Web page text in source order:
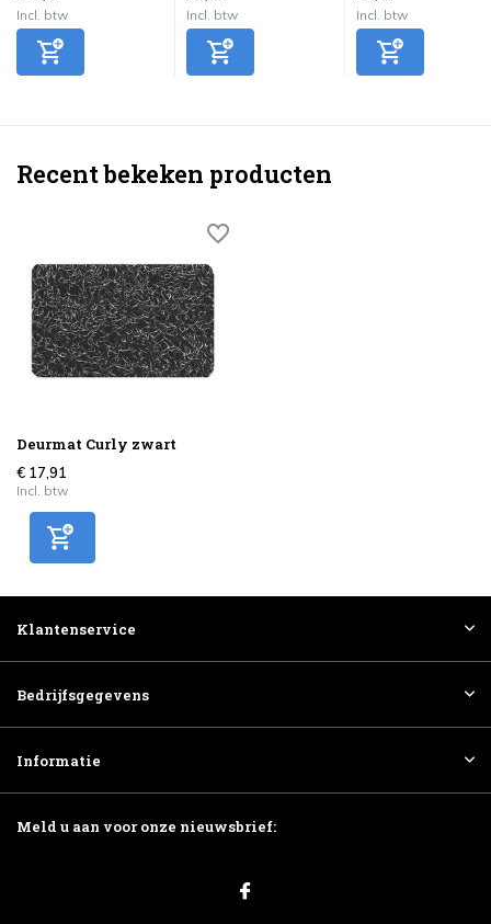
Incl. btw Incl. btw Incl. btw
Recent bekeken producten
Deurmat Curly zwart
€ 17,91
Incl. btw
Klantenservice
Bedrijfsgegevens
Informatie
Meld u aan voor onze nieuwsbrief: